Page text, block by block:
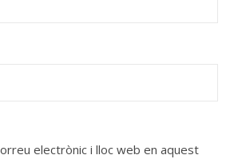
electrònic i lloc web en aquest